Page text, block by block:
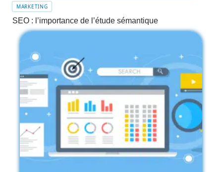
MARKETING
SEO : l’importance de l’étude sémantique